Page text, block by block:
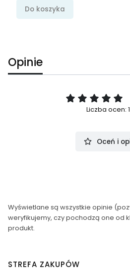
Do koszyka
Opinie
Liczba ocen:
Oceń i
Wyświetlane są wszystkie opinie
weryfikujemy, czy pochodzą one od
produkt.
Linki w stopce
STREFA ZAKUPÓW